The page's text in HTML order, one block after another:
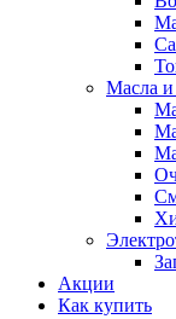
Масла
Акции
Как купить